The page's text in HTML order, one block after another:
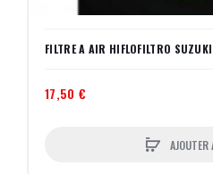
FILTRE A AIR HIFLOFILTRO
17,50 €
AJOUTER